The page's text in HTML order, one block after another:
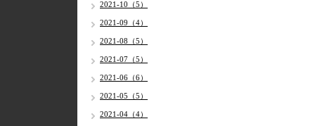
2021-10（5）
2021-09（4）
2021-08（5）
2021-07（5）
2021-06（6）
2021-05（5）
2021-04（4）